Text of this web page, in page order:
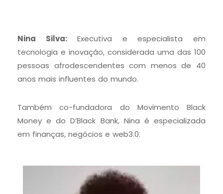
Nina Silva:Executiva e especialista em
tecnologia e inovação, considerada uma das 100
pessoas afrodescendentes com menos de 40
anos mais influentes do mundo.
Também co-fundadora do Movimento Black
Money e do D’Black Bank, Nina é especializada
em finanças, negócios e web3.0.